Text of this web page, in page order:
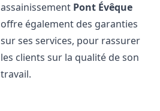
assainissement Pont Évêque
offre également des garanties
sur ses services, pour rassurer
les clients sur la qualité de son
travail.